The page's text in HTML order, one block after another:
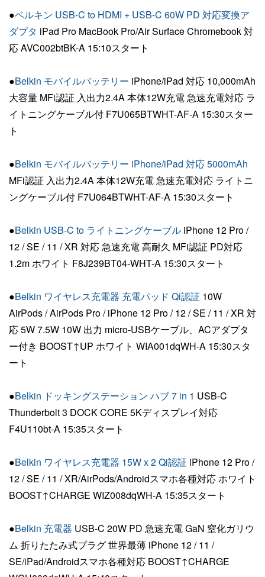
●ベルキン USB-C to HDMI + USB-C 60W PD 対応変換ア
ダプタ iPad Pro MacBook Pro/Air Surface Chromebook 対
応 AVC002btBK-A 15:10スタート
●Belkin モバイルバッテリー iPhone/iPad 対応 10,000mAh
大容量 MFi認証 入出力2.4A 本体12W充電 急速充電対応 ラ
イトニングケーブル付 F7U065BTWHT-AF-A 15:30スター
ト
●Belkin モバイルバッテリー iPhone/iPad 対応 5000mAh
MFi認証 入出力2.4A 本体12W充電 急速充電対応 ライトニ
ングケーブル付 F7U064BTWHT-AF-A 15:30スタート
●Belkin USB-C to ライトニングケーブル iPhone 12 Pro /
12 / SE / 11 / XR 対応 急速充電 高耐久 MFi認証 PD対応
1.2m ホワイト F8J239BT04-WHT-A 15:30スタート
●Belkin ワイヤレス充電器 充電パッド Qi認証 10W
AirPods / AirPods Pro / iPhone 12 Pro / 12 / SE / 11 / XR 対
応 5W 7.5W 10W 出力 micro-USBケーブル、ACアダプタ
ー付き BOOST↑UP ホワイト WIA001dqWH-A 15:30スタ
ート
●Belkin ドッキングステーション ハブ 7 in 1 USB-C
Thunderbolt 3 DOCK CORE 5Kディスプレイ対応
F4U110bt-A 15:35スタート
●Belkin ワイヤレス充電器 15W x 2 Qi認証 iPhone 12 Pro /
12 / SE / 11 / XR/AirPods/Androidスマホ各種対応 ホワイト
BOOST↑CHARGE WIZ008dqWH-A 15:35スタート
●Belkin 充電器 USB-C 20W PD 急速充電 GaN 窒化ガリウ
ム 折りたたみ式プラグ 世界最薄 iPhone 12 / 11 /
SE/iPad/Androidスマホ各種対応 BOOST↑CHARGE